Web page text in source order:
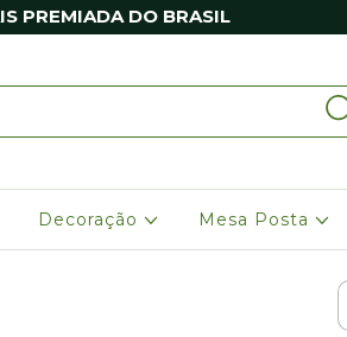
PREMIADA DO BRASIL
Decoração Mesa Posta